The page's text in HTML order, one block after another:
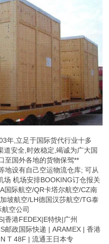
年,立足于国际货代行业十多
道安全,时效稳定,竭诚为广大国
至国外各地的货物保驾**
地设有自己空运物流仓库; 可从
场 机场安排BOOKING订仓报关
国际航空/QR卡塔尔航空/CZ南
坡航空/LH德国汉莎航空/TG泰
空公司
香港FEDEX|E特快|广州
邮政国际快递 | ARAMEX | 香港
T 48F | 流通王日本专